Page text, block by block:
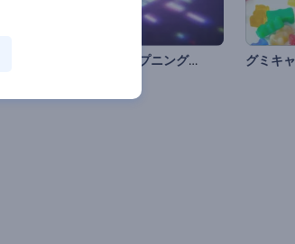
「ネオンピクセル」のオープニング動画